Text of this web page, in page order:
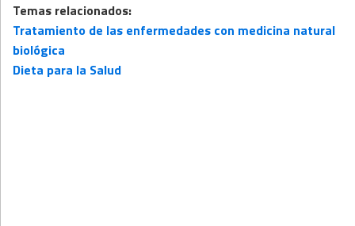
Temas relacionados:
Tratamiento de las enfermedades con medicina natural
biológica
Dieta para la Salud